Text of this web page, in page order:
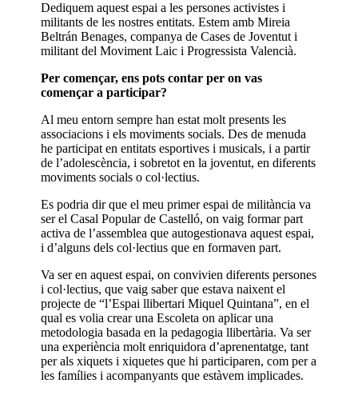
Dediquem aquest espai a les persones activistes i
militants de les nostres entitats. Estem amb Mireia
Beltrán Benages, companya de Cases de Joventut i
militant del Moviment Laic i Progressista Valencià.
Per començar, ens pots contar per on vas
començar a participar?
Al meu entorn sempre han estat molt presents les
associacions i els moviments socials. Des de menuda
he participat en entitats esportives i musicals, i a partir
de l’adolescència, i sobretot en la joventut, en diferents
moviments socials o col·lectius.
Es podria dir que el meu primer espai de militància va
ser el Casal Popular de Castelló, on vaig formar part
activa de l’assemblea que autogestionava aquest espai,
i d’alguns dels col·lectius que en formaven part.
Va ser en aquest espai, on convivien diferents persones
i col·lectius, que vaig saber que estava naixent el
projecte de “l’Espai llibertari Miquel Quintana”, en el
qual es volia crear una Escoleta on aplicar una
metodologia basada en la pedagogia llibertària. Va ser
una experiència molt enriquidora d’aprenentatge, tant
per als xiquets i xiquetes que hi participaren, com per a
les famílies i acompanyants que estàvem implicades.